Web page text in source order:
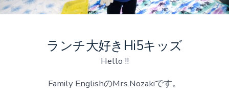
プ
ランチ大好きHi5キッズ
Hello !!
Family EnglishのMrs.Nozakiです。